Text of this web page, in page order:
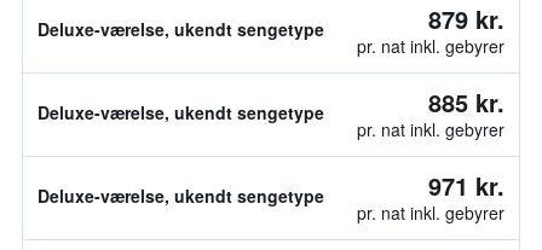
Deluxe-værelse, ukendt sengetype 879 kr.
pr. nat inkl. gebyrer
Deluxe-værelse, ukendt sengetype 885 kr.
pr. nat inkl. gebyrer
Deluxe-værelse, ukendt sengetype 971 kr.
pr. nat inkl. gebyrer